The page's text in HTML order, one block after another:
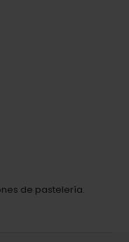
de pastelería.